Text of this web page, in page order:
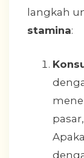
langkah
stamina: